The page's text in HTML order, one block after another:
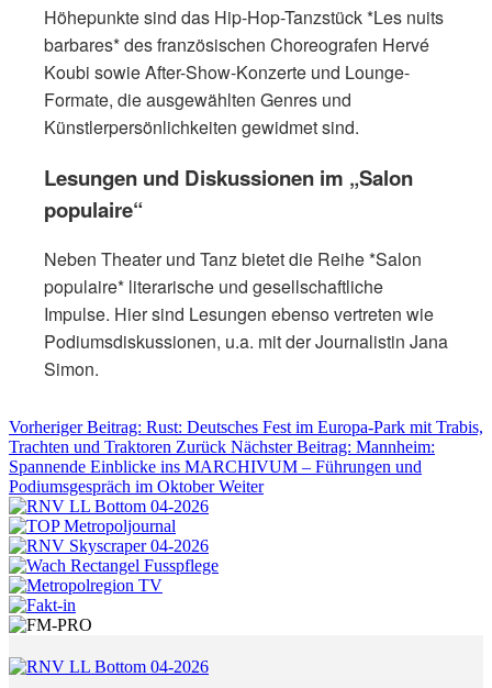
Höhepunkte sind das Hip-Hop-Tanzstück *Les nuits
barbares* des französischen Choreografen Hervé
Koubi sowie After-Show-Konzerte und Lounge-
Formate, die ausgewählten Genres und
Künstlerpersönlichkeiten gewidmet sind.
Lesungen und Diskussionen im „Salon
populaire“
Neben Theater und Tanz bietet die Reihe *Salon
populaire* literarische und gesellschaftliche
Impulse. Hier sind Lesungen ebenso vertreten wie
Podiumsdiskussionen, u.a. mit der Journalistin Jana
Simon.
Vorheriger Beitrag: Rust: Deutsches Fest im Europa-Park mit Trabis,
Trachten und Traktoren Zurück Nächster Beitrag: Mannheim:
Spannende Einblicke ins MARCHIVUM – Führungen und
Podiumsgespräch im OktoberWeiter